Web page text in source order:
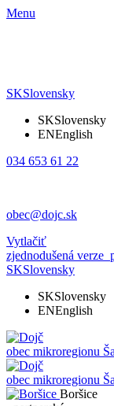
Menu
SKSlovensky
SKSlovensky
ENEnglish
034 653 61 22
obec@dojc.sk
Vytlačiť
zjednodušená verze
SKSlovensky
SKSlovensky
ENEnglish
obec mikroregionu
obec mikroregionu
Boršice